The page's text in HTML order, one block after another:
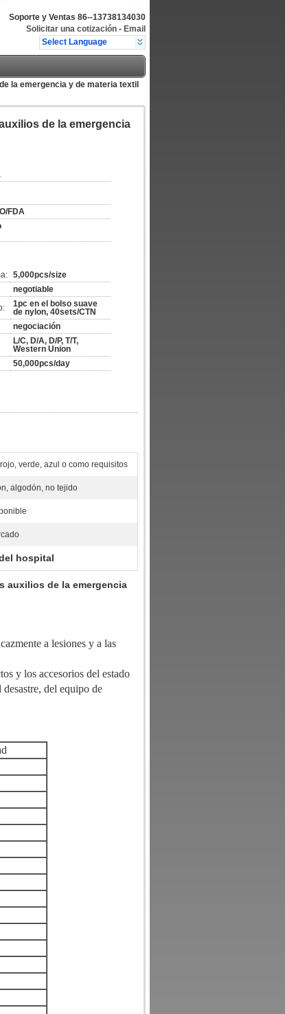
Soporte y Ventas 86--13738134030
Solicitar una cotización - Email
Select Language
la emergencia y de materia textil
de la emergencia
FDA
5,000pcs/size
negotiable
1pc en el bolso suave
de nylon, 40sets/CTN
negociación
L/C, D/A, D/P, T/T,
Western Union
50,000pcs/day
rojo, verde, azul o como requisitos
algodón, no tejido
hospital
auxilios de la emergencia
a lesiones y a las
y los accesorios del estado
del equipo de